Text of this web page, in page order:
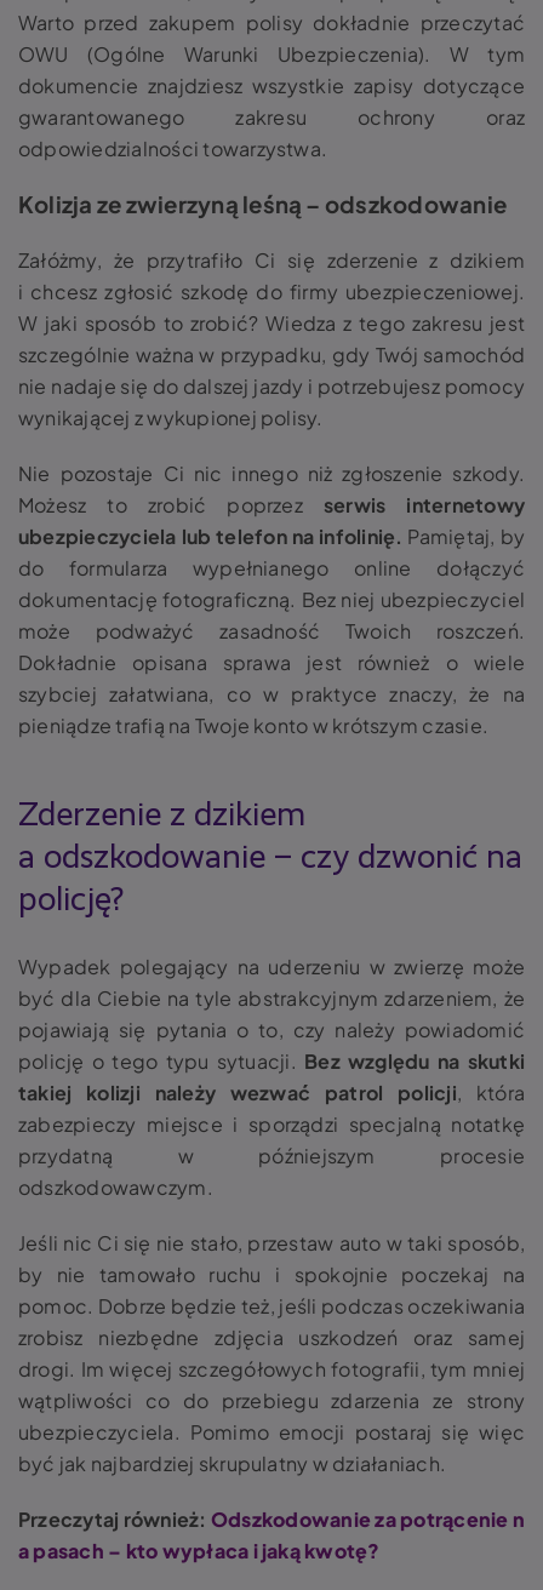
Warto przed zakupem polisy dokładnie przeczytać
OWU (Ogólne Warunki Ubezpieczenia). W tym
dokumencie znajdziesz wszystkie zapisy dotyczące
gwarantowanego zakresu ochrony oraz
odpowiedzialności towarzystwa.
Kolizja ze zwierzyną leśną – odszkodowanie
Załóżmy, że przytrafiło Ci się zderzenie z dzikiem
i chcesz zgłosić szkodę do firmy ubezpieczeniowej.
W jaki sposób to zrobić? Wiedza z tego zakresu jest
szczególnie ważna w przypadku, gdy Twój samochód
nie nadaje się do dalszej jazdy i potrzebujesz pomocy
wynikającej z wykupionej polisy.
Nie pozostaje Ci nic innego niż zgłoszenie szkody.
Możesz to zrobić poprzezserwis internetowy
ubezpieczyciela lub telefon na infolinię. Pamiętaj, by
do formularza wypełnianego online dołączyć
dokumentację fotograficzną. Bez niej ubezpieczyciel
może podważyć zasadność Twoich roszczeń.
Dokładnie opisana sprawa jest również o wiele
szybciej załatwiana, co w praktyce znaczy, że na
pieniądze trafią na Twoje konto w krótszym czasie.
Zderzenie z dzikiem
a odszkodowanie – czy dzwonić na
policję?
Wypadek polegający na uderzeniu w zwierzę może
być dla Ciebie na tyle abstrakcyjnym zdarzeniem, że
pojawiają się pytania o to, czy należy powiadomić
policję o tego typu sytuacji. Bez względu na skutki
takiej kolizji należy wezwać patrol policji, która
zabezpieczy miejsce i sporządzi specjalną notatkę
przydatną w późniejszym procesie
odszkodowawczym.
Jeśli nic Ci się nie stało, przestaw auto w taki sposób,
by nie tamowało ruchu i spokojnie poczekaj na
pomoc. Dobrze będzie też, jeśli podczas oczekiwania
zrobisz niezbędne zdjęcia uszkodzeń oraz samej
drogi. Im więcej szczegółowych fotografii, tym mniej
wątpliwości co do przebiegu zdarzenia ze strony
ubezpieczyciela. Pomimo emocji postaraj się więc
być jak najbardziej skrupulatny w działaniach.
Przeczytaj również: Odszkodowanie za potrącenie n
a pasach – kto wypłaca i jaką kwotę?